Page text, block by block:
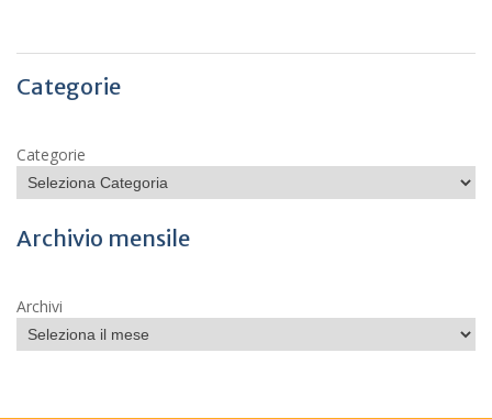
Categorie
Categorie
Archivio mensile
Archivi